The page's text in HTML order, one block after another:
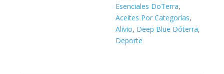
Esenciales DoTerra,
Aceites Por Categorías,
Alivio, Deep Blue Dóterra,
Deporte